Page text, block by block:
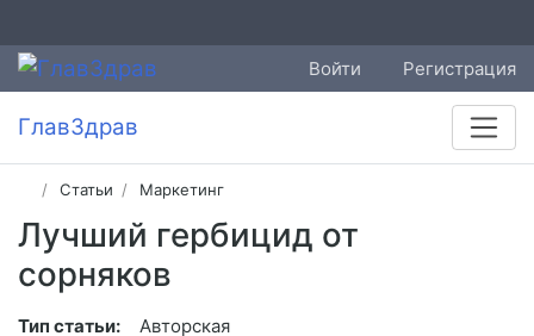
Войти Регистрация
ГлавЗдрав
Статьи Маркетинг
Лучший гербицид от
сорняков
Тип статьи: Авторская